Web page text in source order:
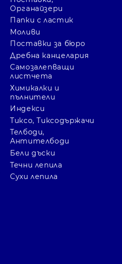
Органайзери
Папки с ластик
Моливи
Поставки за бюро
Дребна канцелария
Самозалепващи
листчета
Химикалки и
пълнители
Индекси
Тиксо, Тиксодържачи
Телбоди,
Антителбоди
Бели дъски
Течни лепила
Сухи лепила